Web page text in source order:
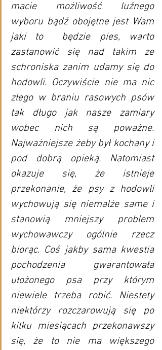
macie możliwość luźnego
wyboru bądź obojętne jest Wam
jaki to  będzie pies, warto
zastanowić się nad takim ze
schroniska zanim udamy się do
hodowli. Oczywiście nie ma nic
złego w braniu rasowych psów
tak długo jak nasze zamiary
wobec nich są poważne.
Najważniejsze żeby był kochany i
pod dobrą opieką. Natomiast
okazuje się, że istnieje
przekonanie, że psy z hodowli
wychowują się niemalże same i
stanowią mniejszy problem
wychowawczy ogólnie rzecz
biorąc. Coś jakby sama kwestia
pochodzenia gwarantowała
ułożonego psa przy którym
niewiele trzeba robić. Niestety
niektórzy rozczarowują się po
kilku miesiącach przekonawszy
się, że to nie ma większego